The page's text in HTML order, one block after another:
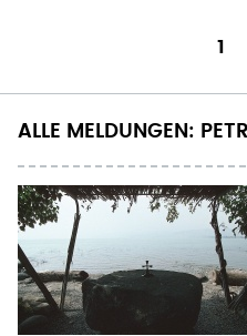
1
ALLE MELDUNGEN: